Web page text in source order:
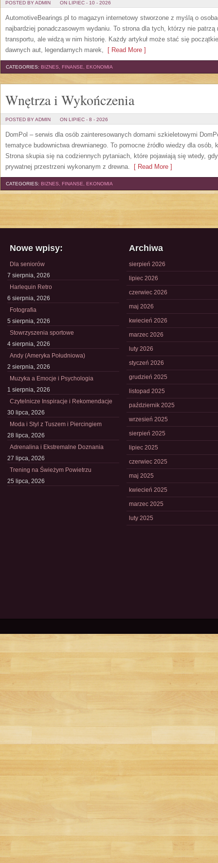
POSTED BY ADMIN ON LIPIEC - 10 - 2026
AutomotiveBearings.pl to magazyn internetowy stworzone z myślą o
najbardziej ponadczasowym wydaniu. To strona dla tych, którzy nie patrzą
transportu, ale widzą w nim historię. Każdy artykuł może stać się
dawnych aut, legendarnych marek, [ Read More ]
CATEGORIES: BIZNES, FINANSE, EKONOMIA
Wnętrza i Wykończenia
POSTED BY ADMIN ON LIPIEC - 8 - 2026
DomPol – serwis dla osób zainteresowanych domami szkieletowymi
tematyce budownictwa drewnianego. To pomocne źródło wiedzy dla
Strona skupia się na codziennych pytaniach, które pojawiają się wtedy,
prywatnej przestrzeni wykonanym z drewna. [ Read More ]
CATEGORIES: BIZNES, FINANSE, EKONOMIA
Nowe wpisy:
Dla seniorów
7 sierpnia, 2026
Harlequin Retro
6 sierpnia, 2026
Fotografia
5 sierpnia, 2026
Stowrzyszenia sportowe
4 sierpnia, 2026
Andy (Ameryka Południowa)
2 sierpnia, 2026
Muzyka a Emocje i Psychologia
1 sierpnia, 2026
Czytelnicze Inspiracje i Rekomendacje
30 lipca, 2026
Moda i Styl z Tuszem i Piercingiem
28 lipca, 2026
Adrenalina i Ekstremalne Doznania
27 lipca, 2026
Trening na Świeżym Powietrzu
25 lipca, 2026
Archiwa
sierpień 2026
lipiec 2026
czerwiec 2026
maj 2026
kwiecień 2026
marzec 2026
luty 2026
styczeń 2026
grudzień 2025
listopad 2025
październik 2025
wrzesień 2025
sierpień 2025
lipiec 2025
czerwiec 2025
maj 2025
kwiecień 2025
marzec 2025
luty 2025